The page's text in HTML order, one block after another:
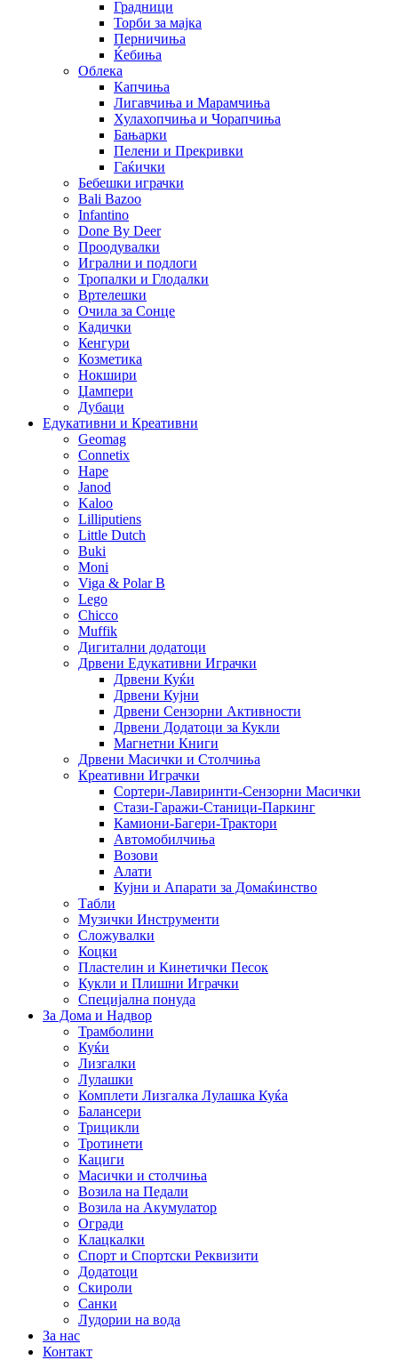
Градници
Торби за мајка
Перничиња
Ќебиња
Облека
Капчиња
Лигавчиња и Марамчиња
Хулахопчиња и Чорапчиња
Бањарки
Пелени и Прекривки
Гаќички
Бебешки играчки
Bali Bazoo
Infantino
Done By Deer
Проодувалки
Игрални и подлоги
Тропалки и Глодалки
Вртелешки
Очила за Сонце
Кадички
Кенгури
Козметика
Нокшири
Џампери
Дубаци
Едукативни и Креативни
Geomag
Connetix
Hape
Janod
Kaloo
Lilliputiens
Little Dutch
Buki
Moni
Viga & Polar B
Lego
Chicco
Muffik
Дигитални додатоци
Дрвени Едукативни Играчки
Дрвени Куќи
Дрвени Кујни
Дрвени Сензорни Активности
Дрвени Додатоци за Кукли
Магнетни Книги
Дрвени Масички и Столчиња
Креативни Играчки
Сортери-Лавиринти-Сензорни Масички
Стази-Гаражи-Станици-Паркинг
Камиони-Багери-Трактори
Автомобилчиња
Возови
Алати
Кујни и Апарати за Домаќинство
Табли
Музички Инструменти
Сложувалки
Коцки
Пластелин и Кинетички Песок
Кукли и Плишни Играчки
Специјална понуда
За Дома и Надвор
Трамболини
Куќи
Лизгалки
Лулашки
Комплети Лизгалка Лулашка Куќа
Балансери
Трицикли
Тротинети
Кациги
Mасички и столчиња
Возила на Педали
Возила на Акумулатор
Огради
Клацкалки
Спорт и Спортски Реквизити
Додатоци
Скироли
Санки
Лудории на вода
За нас
Контакт